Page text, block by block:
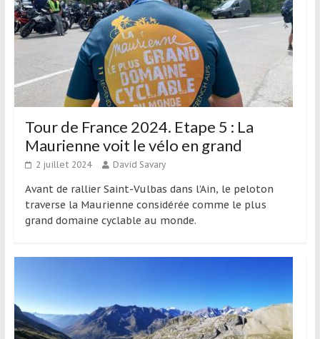
Tour de France 2024. Etape 5 : La
Maurienne voit le vélo en grand
2 juillet 2024 David Savary
Avant de rallier Saint-Vulbas dans l’Ain, le peloton
traverse la Maurienne considérée comme le plus
grand domaine cyclable au monde.